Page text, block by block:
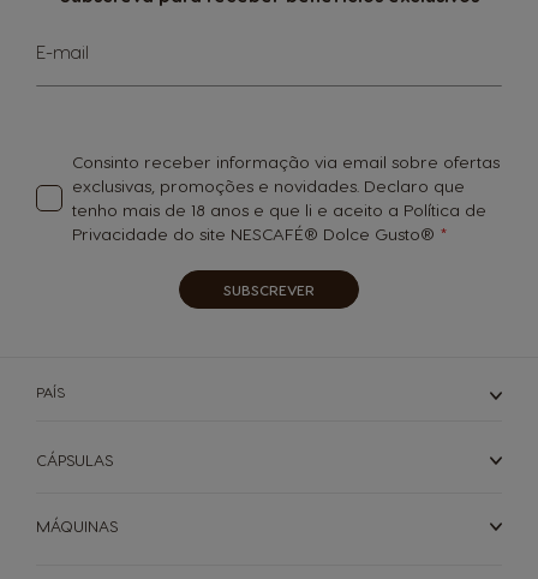
Cápsula à base
de papel para máquinasNEO
Encomenda rápida
MáquinasORIGINAIS Máquinas
Encontre o melhor sistema para si
Comparar máquinas
Centro de ajuda para
ACESSÓRIOS
A SUA COFFEE SHOP
Subscreva
a
nossa
E-mail
Consinto receber informação via email sobre ofertas
exclusivas, promoções e novidades. Declaro que
tenho mais de 18 anos e que li e aceito a Política de
Privacidade do site NESCAFÉ® Dolce Gusto®
SUBSCREVER
PAÍS
CÁPSULAS
MÁQUINAS